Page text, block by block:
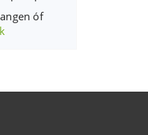
óf